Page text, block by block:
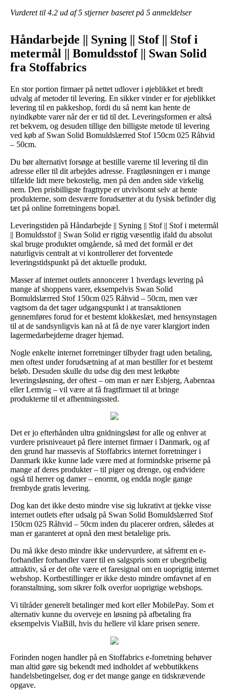
Vurderet til 4.2 ud af 5 stjerner baseret på 5 anmeldelser
Håndarbejde || Syning || Stof || Stof i
metermål || Bomuldsstof || Swan Solid
fra Stoffabrics
En stor portion firmaer på nettet udlover i øjeblikket et bredt
udvalg af metoder til levering. En sikker vinder er for øjeblikket
levering til en pakkeshop, fordi du så nemt kan hente de
nyindkøbte varer når der er tid til det. Leveringsformen er altså
ret bekvem, og desuden tillige den billigste metode til levering
ved køb af Swan Solid Bomuldslærred Stof 150cm 025 Råhvid
– 50cm.
Du bør alternativt forsøge at bestille varerne til levering til din
adresse eller til dit arbejdes adresse. Fragtløsningen er i mange
tilfælde lidt mere bekostelig, men på den anden side virkelig
nem. Den prisbilligste fragttype er utvivlsomt selv at hente
produkterne, som desværre forudsætter at du fysisk befinder dig
tæt på online forretningens bopæl.
Leveringstiden på Håndarbejde || Syning || Stof || Stof i metermål
|| Bomuldsstof || Swan Solid er rigtig væsentlig ifald du absolut
skal bruge produktet omgående, så med det formål er det
naturligvis centralt at vi kontrollerer det forventede
leveringstidspunkt på det aktuelle produkt.
Masser af internet outlets annoncerer 1 hverdags levering på
mange af shoppens varer, eksempelvis Swan Solid
Bomuldslærred Stof 150cm 025 Råhvid – 50cm, men vær
vagtsom da det tager udgangspunkt i at transaktionen
gennemføres forud for et bestemt klokkeslæt, med hensynstagen
til at de sandsynligvis kan nå at få de nye varer klargjort inden
lagermedarbejderne drager hjemad.
Nogle enkelte internet forretninger tilbyder fragt uden betaling,
men oftest under forudsætning af at man bestiller for et bestemt
beløb. Desuden skulle du udse dig den mest letkøbte
leveringsløsning, der oftest – om man er nær Esbjerg, Aabenraa
eller Lemvig – vil være at få fragtfirmaet til at bringe
produkterne til et afhentningssted.
Det er jo efterhånden ultra gnidningsløst for alle og enhver at
vurdere prisniveauet på flere internet firmaer i Danmark, og af
den grund har massevis af Stoffabrics internet forretninger i
Danmark ikke kunne lade være med at formindske priserne på
mange af deres produkter – til piger og drenge, og endvidere
også til herrer og damer – enormt, og endda nogle gange
frembyde gratis levering.
Dog kan det ikke desto mindre vise sig lukrativt at tjekke visse
internet outlets efter udsalg på Swan Solid Bomuldslærred Stof
150cm 025 Råhvid – 50cm inden du placerer ordren, således at
man er garanteret at opnå den mest betalelige pris.
Du må ikke desto mindre ikke undervurdere, at såfremt en e-
forhandler forhandler varer til en salgspris som er ubegribelig
attraktiv, så er det ofte være et faresignal om en uoprigtig internet
webshop. Kortbestillinger er ikke desto mindre omfavnet af en
foranstaltning, som sikrer folk overfor uoprigtige webshops.
Vi tilråder generelt betalinger med kort eller MobilePay. Som et
alternativ kunne du overveje en løsning på afbetaling fra
eksempelvis ViaBill, hvis du hellere vil klare prisen senere.
Forinden nogen handler på en Stoffabrics e-forretning behøver
man altid gøre sig bekendt med indholdet af webbutikkens
handelsbetingelser, dog er det mange gange en tidskrævende
opgave.